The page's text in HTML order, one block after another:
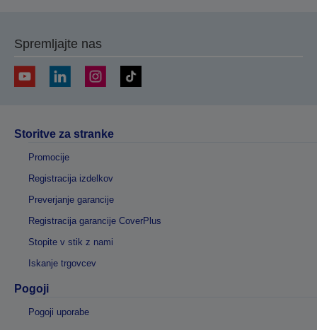
Spremljajte nas
Storitve za stranke
Promocije
Registracija izdelkov
Preverjanje garancije
Registracija garancije CoverPlus
Stopite v stik z nami
Iskanje trgovcev
Pogoji
Pogoji uporabe